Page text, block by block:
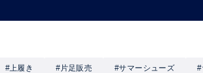
#上履き #片足販売 #サマーシューズ #